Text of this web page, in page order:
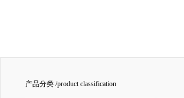
产品分类 /product classification